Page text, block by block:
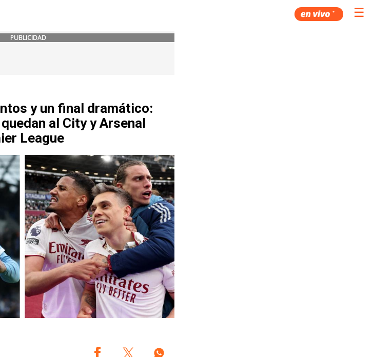
☰
PUBLICIDAD
y un final dramático:
al City y Arsenal
League